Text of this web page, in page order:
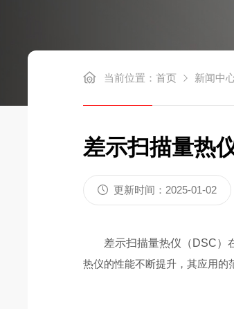
当前位置：首页 新闻中
差示扫描量热
更新时间：2025-01-02
差示扫描量热仪（DSC）
热仪的性能不断提升，其应用的